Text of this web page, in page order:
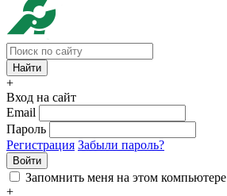
+
Вход на сайт
Email
Пароль
Регистрация Забыли пароль?
Войти
Запомнить меня на этом компьютере
+